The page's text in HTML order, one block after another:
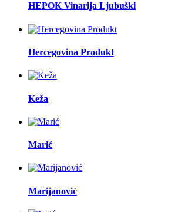
HEPOK Vinarija Ljubuški
Hercegovina Produkt
Keža
Marić
Marijanović